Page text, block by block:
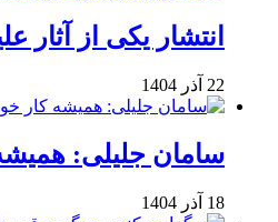
انتشار یکی از آثار
22 آذر 1404
سامان جلیلی:
18 آذر 1404